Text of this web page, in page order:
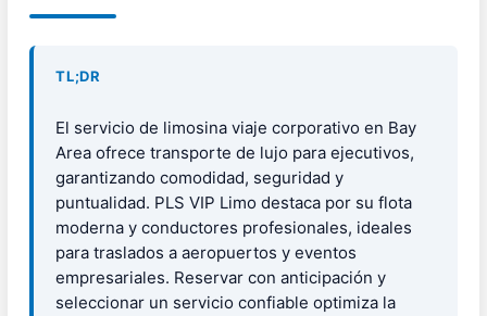
TL;DR
El servicio de limosina viaje corporativo en Bay
Area ofrece transporte de lujo para ejecutivos,
garantizando comodidad, seguridad y
puntualidad. PLS VIP Limo destaca por su flota
moderna y conductores profesionales, ideales
para traslados a aeropuertos y eventos
empresariales. Reservar con anticipación y
seleccionar un servicio confiable optimiza la